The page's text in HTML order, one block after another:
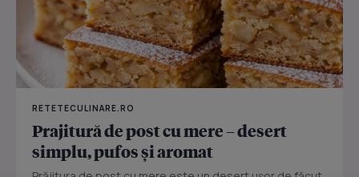
RETETECULINARE.RO
Prajitură de post cu mere – desert
simplu, pufos și aromat